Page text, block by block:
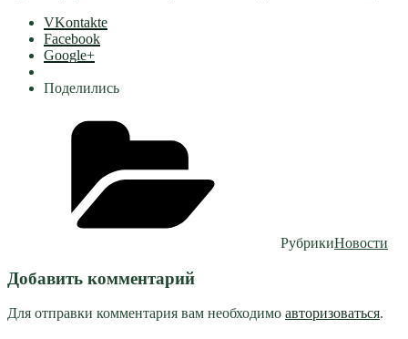
VKontakte
Facebook
Google+
Поделились
РубрикиНовости
Добавить комментарий
Для отправки комментария вам необходимо авторизоваться.